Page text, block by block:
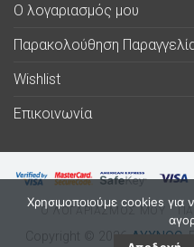
Ο λογαριασμός μου
Παρακολούθηση
Wishlist
Επικοινωνία
Ο ΛΟΓΑΡΙΑΣΜΟΣ ΜΟΥ
Copyright © 2026 ΛΥΧΝΟC
Χρησιμοποιούμε cookies για